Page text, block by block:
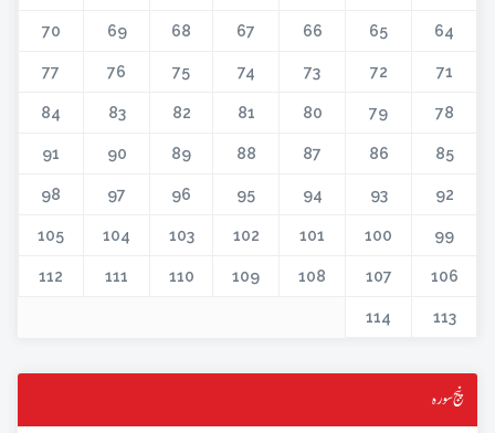
64
65
66
67
68
69
70
71
72
73
74
75
76
77
78
79
80
81
82
83
84
85
86
87
88
89
90
91
92
93
94
95
96
97
98
99
100
101
102
103
104
105
106
107
108
109
110
111
112
113
114
پنج سورہ